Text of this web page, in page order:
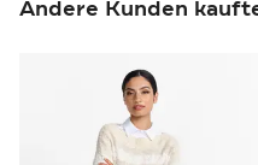
Andere Kunden